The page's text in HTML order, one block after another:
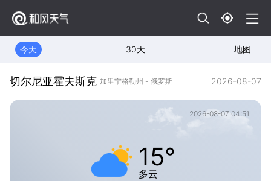
今天 30天 地图
切尔尼亚霍夫斯克 加里宁格勒州 - 俄罗斯 2026-08-07
2026-08-07 04:51
15°
多云